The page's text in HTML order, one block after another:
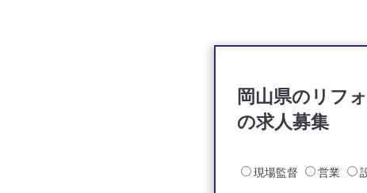
岡山県のリフ
の求人募集
現場監督 営業